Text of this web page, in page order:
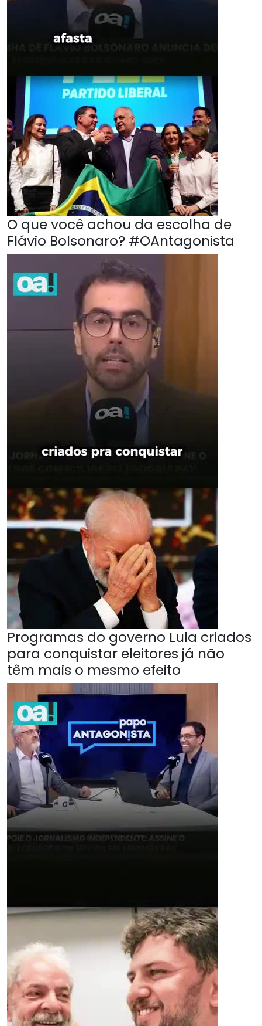
O que você achou da escolha de
Flávio Bolsonaro? #OAntagonista
Programas do governo Lula criados
para conquistar eleitores já não
têm mais o mesmo efeito